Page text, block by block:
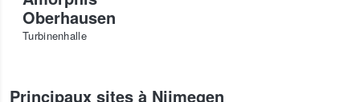
Oberhausen
Turbinenhalle
Principaux sites à Nijmegen